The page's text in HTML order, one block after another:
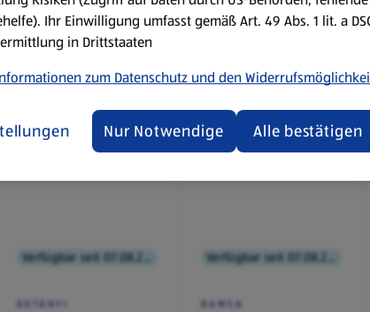
KOTÁNYI RAMSA
Ihr Einwilligung umfasst gemäß Art. 49 Abs. 1 lit. a
in Drittstaaten
zum Datenschutz und den
Nur Notwendige Alle bestätigen